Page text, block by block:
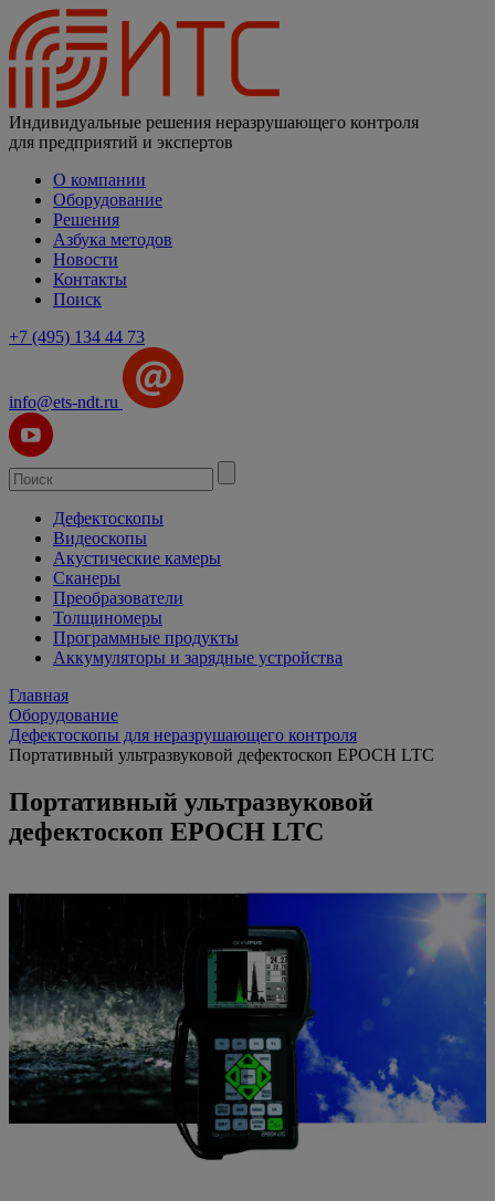
Индивидуальные решения неразрушающего контроля
для предприятий и экспертов
О компании
Оборудование
Решения
Азбука методов
Новости
Контакты
Поиск
+7 (495) 134 44 73
info@ets-ndt.ru
Дефектоскопы
Видеоскопы
Акустические камеры
Сканеры
Преобразователи
Толщиномеры
Программные продукты
Аккумуляторы и зарядные устройства
Главная
Оборудование
Дефектоскопы для неразрушающего контроля
Портативный ультразвуковой дефектоскоп EPOCH LTC
Портативный ультразвуковой
дефектоскоп EPOCH LTC